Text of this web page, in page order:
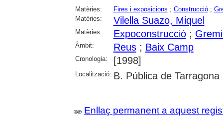
Matèries: Fires i exposicions ; Construcció;
Matèries:
Vilella Suazo, Miquel
Matèries: Expoconstrucció;
Àmbit: Reus; Baix Camp
Cronologia: [1998]
Localització: B. Pública de Tarragona
Enllaç permanent a aquest